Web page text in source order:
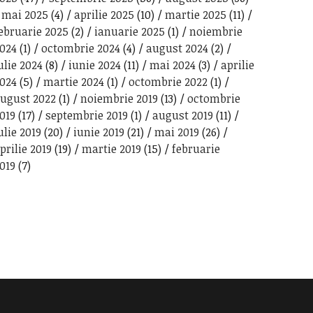
mai 2025 (4) aprilie 2025 (10) martie 2025 (11)
2025 (2) ianuarie 2025 (1)
noiembrie
(1) octombrie 2024(4) august 2024(2)
2024(8) iunie 2024(11) mai 2024(3)
aprilie
(5) martie 2024(1) octombrie 2022(1)
2022(1) noiembrie 2019 (13)
octombrie
(17) septembrie 2019 (1) august 2019 (11)
2019 (20) iunie 2019 (21) mai 2019 (26)
2019 (19) martie 2019 (15)
februarie
(7)